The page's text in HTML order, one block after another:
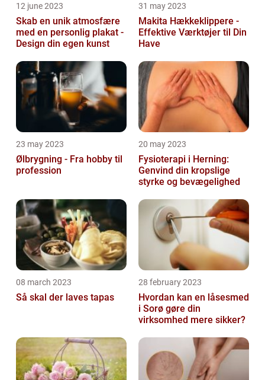
12 june 2023
Skab en unik atmosfære
med en personlig plakat -
Design din egen kunst
31 may 2023
Makita Hækkeklippere -
Effektive Værktøjer til Din
Have
23 may 2023
Ølbrygning - Fra hobby til
profession
20 may 2023
Fysioterapi i Herning:
Genvind din kropslige
styrke og bevægelighed
08 march 2023
Så skal der laves tapas
28 february 2023
Hvordan kan en låsesmed
i Sorø gøre din
virksomhed mere sikker?